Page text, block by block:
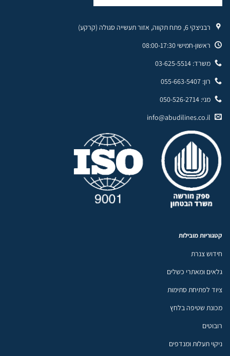
רבניצקי 6, פתח תקווה, אזור תעשייה סגולה (קרקע)
ראשון-חמישי 08:00-17:30
משרד: 03-625-5514
רון: 055-663-5407
מני: 050-526-2714
info@abudilines.co.il
קטגוריות מובילות
חידוש צנרת
גלאים ומאתרי כשלים
ציוד לפתיחת סתימות
מכונת שטיפה בלחץ
רובוטים
ניקוי תעלות ומנדפים